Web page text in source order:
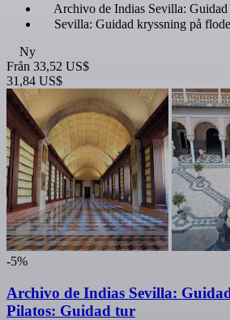
Archivo de Indias Sevilla: Guidad
Sevilla: Guidad kryssning på
Ny
Från 33,52 US$
31,84 US$
-5%
Archivo de Indias Sevilla:
Pilatos: Guidad tur